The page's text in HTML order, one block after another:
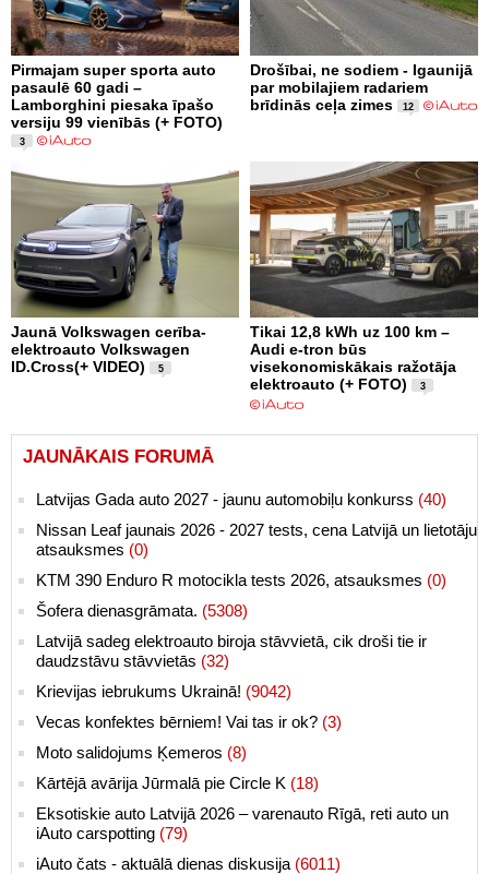
Pirmajam super sporta auto
pasaulē 60 gadi –
Lamborghini piesaka īpašo
versiju 99 vienībās (+ FOTO)
3
Drošībai, ne sodiem - Igaunijā
par mobilajiem radariem
brīdinās ceļa zimes
12
Jaunā Volkswagen cerība-
elektroauto Volkswagen
ID.Cross(+ VIDEO)
5
Tikai 12,8 kWh uz 100 km –
Audi e-tron būs
visekonomiskākais ražotāja
elektroauto (+ FOTO)
3
JAUNĀKAIS FORUMĀ
Latvijas Gada auto 2027 - jaunu automobiļu konkurss (40)
Nissan Leaf jaunais 2026 - 2027 tests, cena Latvijā un lietotāju
atsauksmes (0)
KTM 390 Enduro R motocikla tests 2026, atsauksmes (0)
Šofera dienasgrāmata. (5308)
Latvijā sadeg elektroauto biroja stāvvietā, cik droši tie ir
daudzstāvu stāvvietās (32)
Krievijas iebrukums Ukrainā! (9042)
Vecas konfektes bērniem! Vai tas ir ok? (3)
Moto salidojums Ķemeros (8)
Kārtējā avārija Jūrmalā pie Circle K (18)
Eksotiskie auto Latvijā 2026 – varenauto Rīgā, reti auto un
iAuto carspotting (79)
iAuto čats - aktuālā dienas diskusija (6011)